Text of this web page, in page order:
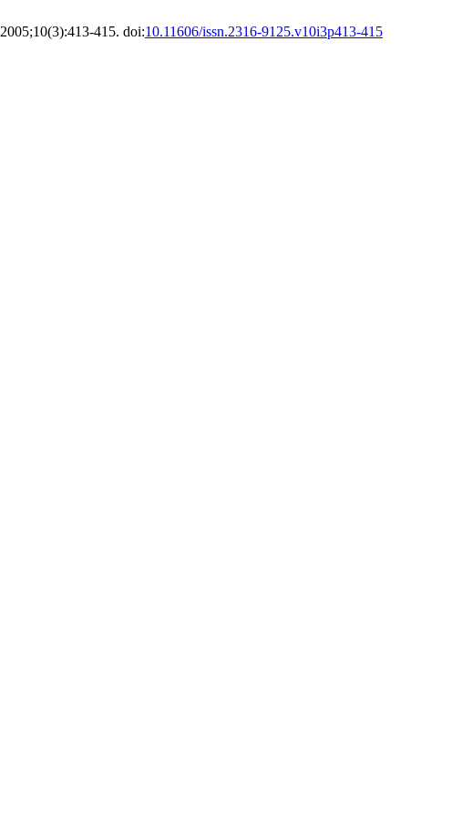
2005;10(3):413-415. doi:10.11606/issn.2316-9125.v10i3p413-415